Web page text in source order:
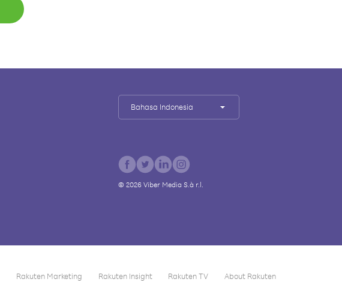
Bahasa Indonesia
© 2026 Viber Media S.à r.l.
Rakuten Marketing Rakuten Insight Rakuten TV About Rakuten